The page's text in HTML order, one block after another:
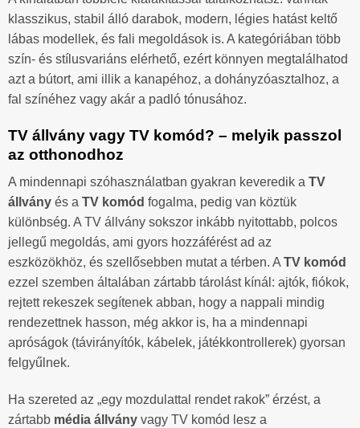
klasszikus, stabil álló darabok, modern, légies hatást keltő
lábas modellek, és fali megoldások is. A kategóriában több
szín- és stílusvariáns elérhető, ezért könnyen megtalálhatod
azt a bútort, ami illik a kanapéhoz, a dohányzóasztalhoz, a
fal színéhez vagy akár a padló tónusához.
TV állvány vagy TV komód? – melyik passzol
az otthonodhoz
A mindennapi szóhasználatban gyakran keveredik a TV
állvány és a TV komód fogalma, pedig van köztük
különbség. A TV állvány sokszor inkább nyitottabb, polcos
jellegű megoldás, ami gyors hozzáférést ad az
eszközökhöz, és szellősebben mutat a térben. A TV komód
ezzel szemben általában zártabb tárolást kínál: ajtók, fiókok,
rejtett rekeszek segítenek abban, hogy a nappali mindig
rendezettnek hasson, még akkor is, ha a mindennapi
apróságok (távirányítók, kábelek, játékkontrollerek) gyorsan
felgyűlnek.
Ha szereted az „egy mozdulattal rendet rakok” érzést, a
zártabb média állvány vagy TV komód lesz a